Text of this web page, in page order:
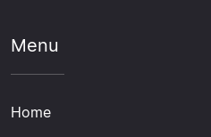
Menu
Home